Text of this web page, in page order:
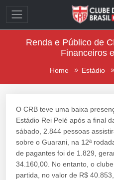
Renda e Público de
Financeiros
Home Estádio
O CRB teve uma baixa
Estádio Rei Pelé após a final
sábado, 2.844 pessoas
sobre o Guarani, na 12ª
de pagantes foi de 1.829,
34.160,00. No entanto, o
partida, no valor de R$